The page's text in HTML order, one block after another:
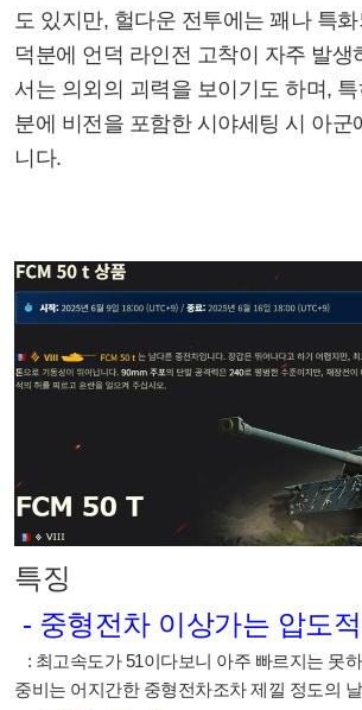
도 있지만, 헐다운 전투에는 꽤나 특
덕분에 언덕 라인전 고착이 자주 발생
서는 의외의 괴력을 보이기도 하며,
분에 비전을 포함한 시야세팅 시 아군
니다.
특징
- 중형전차 이상가는 압도
: 최고속도가 51이다보니 아주 빠르지는 못
중비는 어지간한 중형전차조차 제낄 정도의